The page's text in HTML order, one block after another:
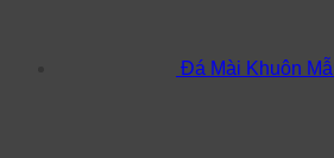
Đá Mài Khuôn